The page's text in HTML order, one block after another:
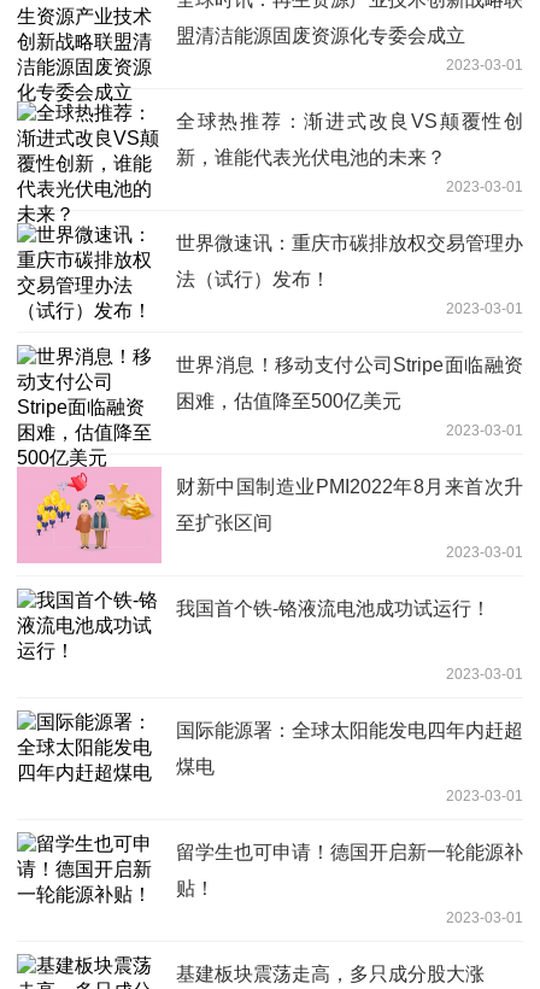
盟清洁能源固废资源化专委会成立
2023-03-01
全球热推荐：渐进式改良VS颠覆性创
新，谁能代表光伏电池的未来？
2023-03-01
世界微速讯：重庆市碳排放权交易管理办
法（试行）发布！
2023-03-01
世界消息！移动支付公司Stripe面临融资
困难，估值降至500亿美元
2023-03-01
财新中国制造业PMI2022年8月来首次升
至扩张区间
2023-03-01
我国首个铁-铬液流电池成功试运行！
2023-03-01
国际能源署：全球太阳能发电四年内赶超
煤电
2023-03-01
留学生也可申请！德国开启新一轮能源补
贴！
2023-03-01
基建板块震荡走高，多只成分股大涨